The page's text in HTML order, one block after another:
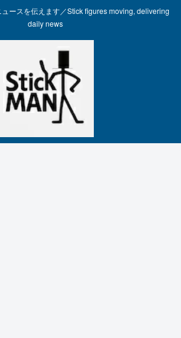
ースを伝えます／Stick figures moving, delivering
daily news